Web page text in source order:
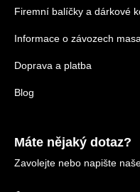
Firemní balíčky a dárkové
Informace o závozech masa
Doprava a platba
Blog
Máte nějaký dotaz?
Zavolejte nebo napište